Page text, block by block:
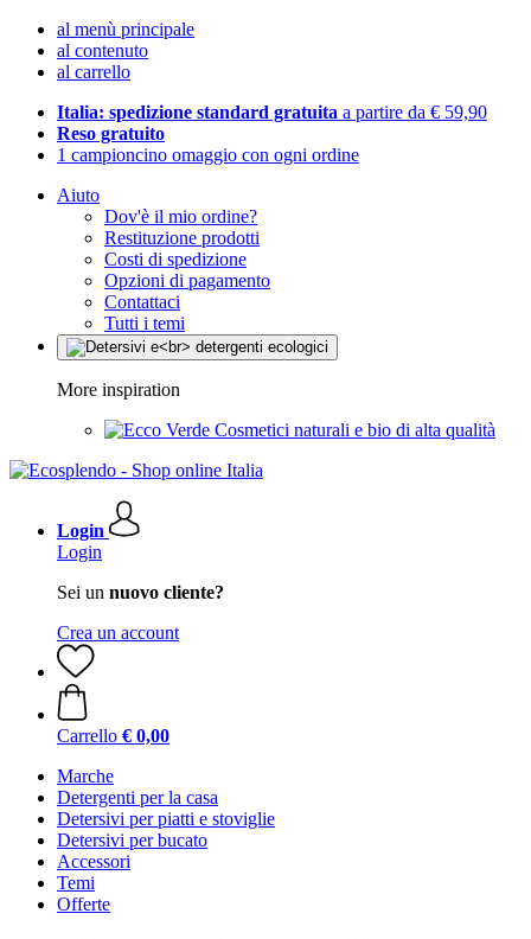
al menù principale
al contenuto
al carrello
Italia: spedizione standard gratuita a partire da € 59,90
Reso gratuito
1 campioncino omaggio con ogni ordine
Aiuto
Dov'è il mio ordine?
Restituzione prodotti
Costi di spedizione
Opzioni di pagamento
Contattaci
Tutti i temi
More inspiration
Cosmetici naturali e bio di alta qualità
Login
Login
Sei un nuovo cliente?
Crea un account
Carrello € 0,00
Marche
Detergenti per la casa
Detersivi per piatti e stoviglie
Detersivi per bucato
Accessori
Temi
Offerte